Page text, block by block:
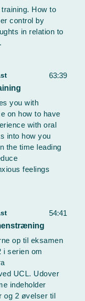
How to
control by
in relation to
63:39
you with
on how to have
with oral
into how you
the time leading
feelings
54:41
op til eksamen
i serien om
UCL. Udover
indeholder
og 2 øvelser til